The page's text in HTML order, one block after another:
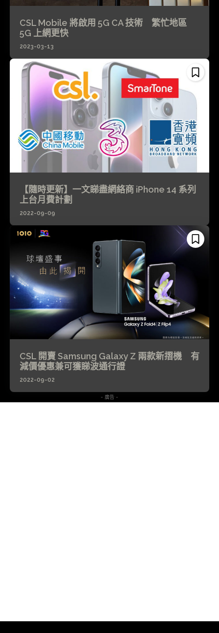
CSL Mobile 將啟用 5G CA 技術 繁忙地區
5G 上網更快
2023-03-13
【隨時更新】一文睇盡網絡商 iPhone 14 系列
上台月費計劃
2022-09-09
CSL 開賣 Samsung Galaxy Z 兩款新摺機 有
減價優惠兼可獲睇波通行證
2022-09-02
- 廣告 -